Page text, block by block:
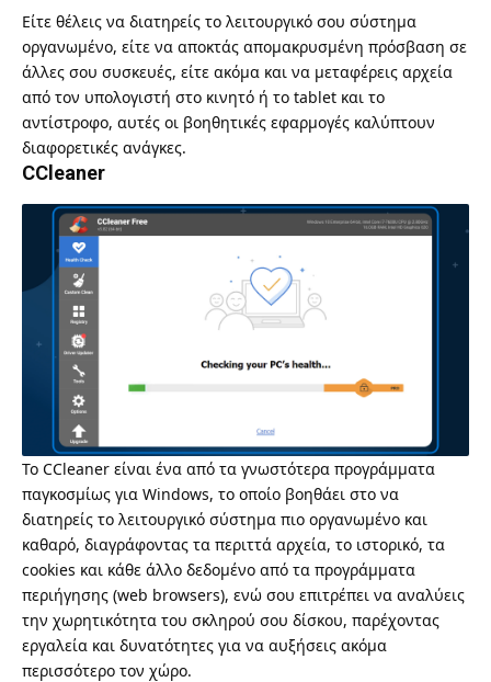
Είτε θέλεις να διατηρείς το λειτουργικό σου σύστημα
οργανωμένο, είτε να αποκτάς απομακρυσμένη πρόσβαση σε
άλλες σου συσκευές, είτε ακόμα και να μεταφέρεις αρχεία
από τον υπολογιστή στο κινητό ή το tablet και το
αντίστροφο, αυτές οι βοηθητικές εφαρμογές καλύπτουν
διαφορετικές ανάγκες.
CCleaner
Το CCleaner είναι ένα από τα γνωστότερα προγράμματα
παγκοσμίως για Windows, το οποίο βοηθάει στο να
διατηρείς το λειτουργικό σύστημα πιο οργανωμένο και
καθαρό, διαγράφοντας τα περιττά αρχεία, το ιστορικό, τα
cookies και κάθε άλλο δεδομένο από τα προγράμματα
περιήγησης (web browsers), ενώ σου επιτρέπει να αναλύεις
την χωρητικότητα του σκληρού σου δίσκου, παρέχοντας
εργαλεία και δυνατότητες για να αυξήσεις ακόμα
περισσότερο τον χώρο.